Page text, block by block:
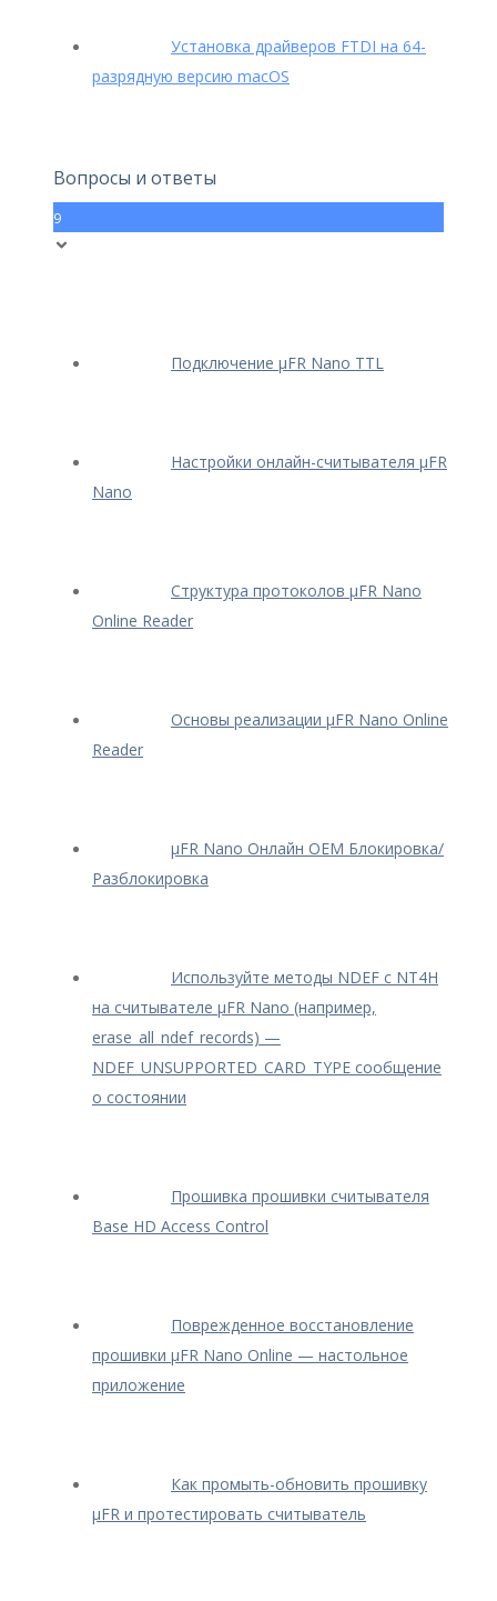
Установка драйверов FTDI на 64-
разрядную версию macOS
Вопросы и ответы
9
Подключение μFR Nano TTL
Настройки онлайн-считывателя μFR
Nano
Структура протоколов μFR Nano
Online Reader
Основы реализации μFR Nano Online
Reader
μFR Nano Онлайн OEM Блокировка/
Разблокировка
Используйте методы NDEF с NT4H
на считывателе μFR Nano (например,
erase_all_ndef_records) —
NDEF_UNSUPPORTED_CARD_TYPE сообщение
о состоянии
Прошивка прошивки считывателя
Base HD Access Control
Поврежденное восстановление
прошивки μFR Nano Online — настольное
приложение
Как промыть-обновить прошивку
μFR и протестировать считыватель